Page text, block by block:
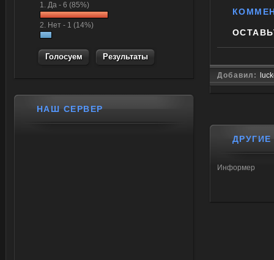
Добавил:
Информер
1. Да - 6 (85%)
2. Нет - 1 (14%)
Результаты
НАШ СЕРВЕР